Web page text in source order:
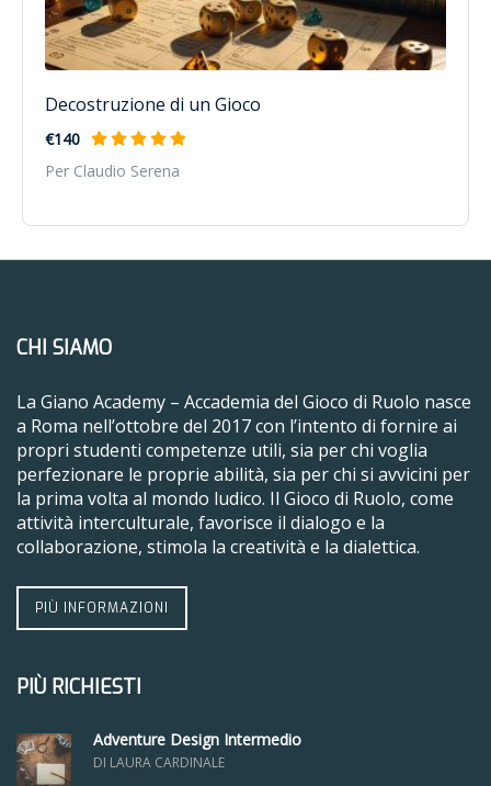
Decostruzione di un Gioco
€140
Per Claudio Serena
CHI SIAMO
La Giano Academy – Accademia del Gioco di Ruolo nasce
a Roma nell’ottobre del 2017 con l’intento di fornire ai
propri studenti competenze utili, sia per chi voglia
perfezionare le proprie abilità, sia per chi si avvicini per
la prima volta al mondo ludico. Il Gioco di Ruolo, come
attività interculturale, favorisce il dialogo e la
collaborazione, stimola la creatività e la dialettica.
PIÙ INFORMAZIONI
PIÙ RICHIESTI
Adventure Design Intermedio
DI LAURA CARDINALE